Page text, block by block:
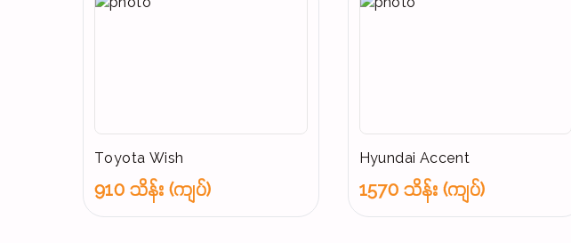
Toyota Wish
910 သိန်း (ကျပ်)
Hyundai Accent
1570 သိန်း (ကျပ်)